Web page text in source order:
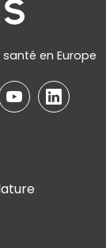
en Europe